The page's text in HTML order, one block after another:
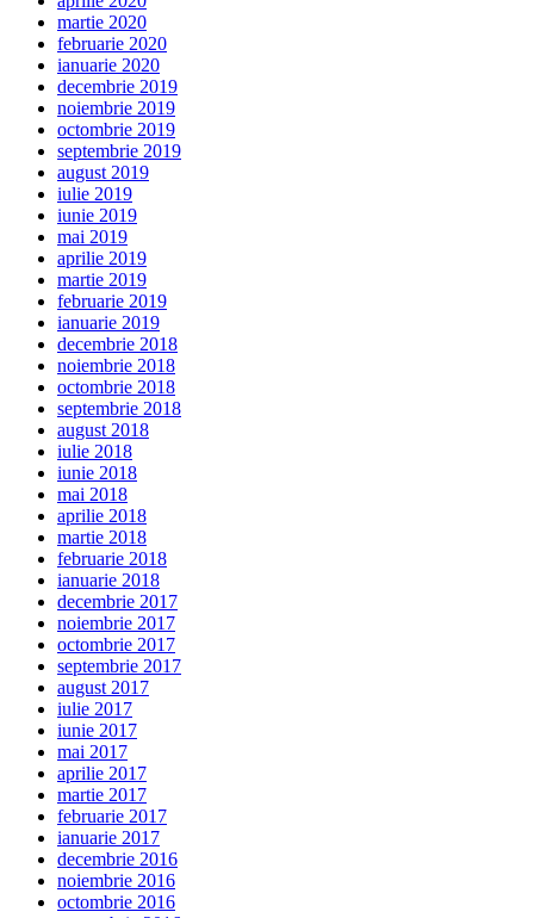
martie 2020
februarie 2020
ianuarie 2020
decembrie 2019
noiembrie 2019
octombrie 2019
septembrie 2019
august 2019
iulie 2019
iunie 2019
mai 2019
aprilie 2019
martie 2019
februarie 2019
ianuarie 2019
decembrie 2018
noiembrie 2018
octombrie 2018
septembrie 2018
august 2018
iulie 2018
iunie 2018
mai 2018
aprilie 2018
martie 2018
februarie 2018
ianuarie 2018
decembrie 2017
noiembrie 2017
octombrie 2017
septembrie 2017
august 2017
iulie 2017
iunie 2017
mai 2017
aprilie 2017
martie 2017
februarie 2017
ianuarie 2017
decembrie 2016
noiembrie 2016
octombrie 2016